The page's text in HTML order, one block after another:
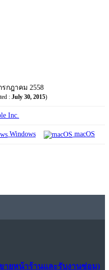
กฎาคม 2558
: July 30, 2015)
Inc.
Windows macOS
ายหน้าร้านและรับงานซ่อม)